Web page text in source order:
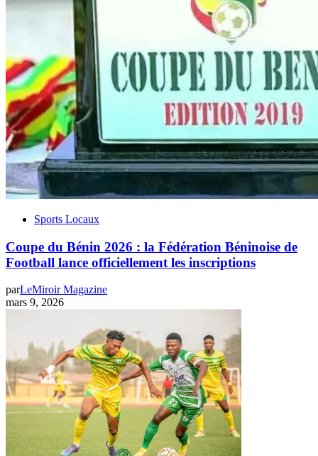
Sports Locaux
Coupe du Bénin 2026 : la Fédération Béninoise de
Football lance officiellement les inscriptions
parLeMiroir Magazine
mars 9, 2026